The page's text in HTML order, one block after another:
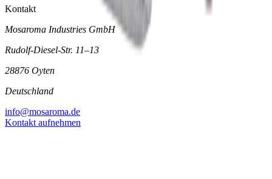
Kontakt
Mosaroma Industries GmbH
Rudolf-Diesel-Str. 11–13
28876 Oyten
Deutschland
info@mosaroma.de
Kontakt aufnehmen